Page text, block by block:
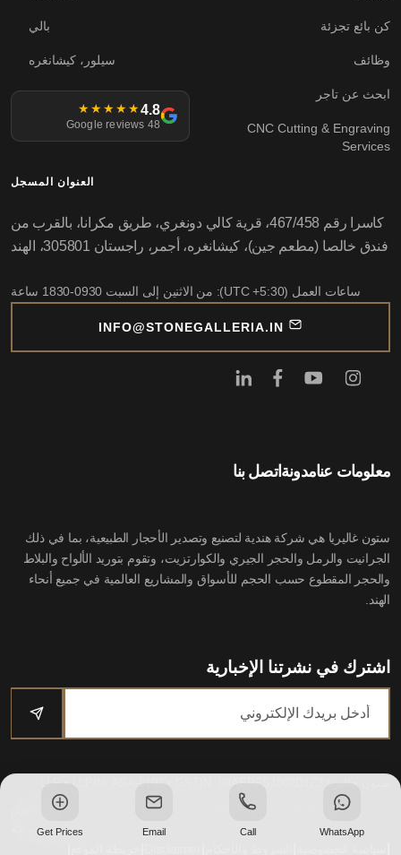
كن بائع تجزئة
وظائف
ابحث عن تاجر
CNC Cutting & Engraving
Services
بالي
سيلور، كيشانغره
4.8
★★★★★
48 Google reviews
معلومات عنامدونة اتصل بنا
ستون غاليريا هي شركة هندية لتصنيع وتصدير الأحجار الطبيعية، بما في ذلك
الجرانيت والرمل والحجر الجيري والكوارتزيت، وتقوم بتوريد الألواح والبلاط
والحجر المقطوع حسب الحجم للأسواق والمشاريع العالمية في جميع أنحاء
الهند.
اشترك في نشرتنا الإخبارية
حقوق الطبع والنشر © 1995-2025 ستون جاليريا LLP. جميع الحقوق
محفوظة
العنوان المسجل
كاسرا رقم 467/458، قرية كالي دونغري، طريق مكرانا، بالقرب من
فندق خالصا (مطعم جين)، كيشانغره، أجمر، راجستان 305801، الهند
ساعات العمل (UTC +5:30): من الاثنين إلى السبت 0930-1830 ساعة
INFO@STONEGALLERIA.IN
WhatsApp
Call
Email
Get Prices